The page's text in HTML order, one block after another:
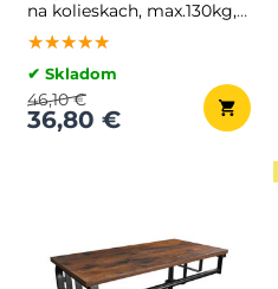
na kolieskach, max.130kg,
150x45x160cm, strieborná
★★★★★
★★★★★
★★★★★
✔ Skladom
36,80 €
46,10 €